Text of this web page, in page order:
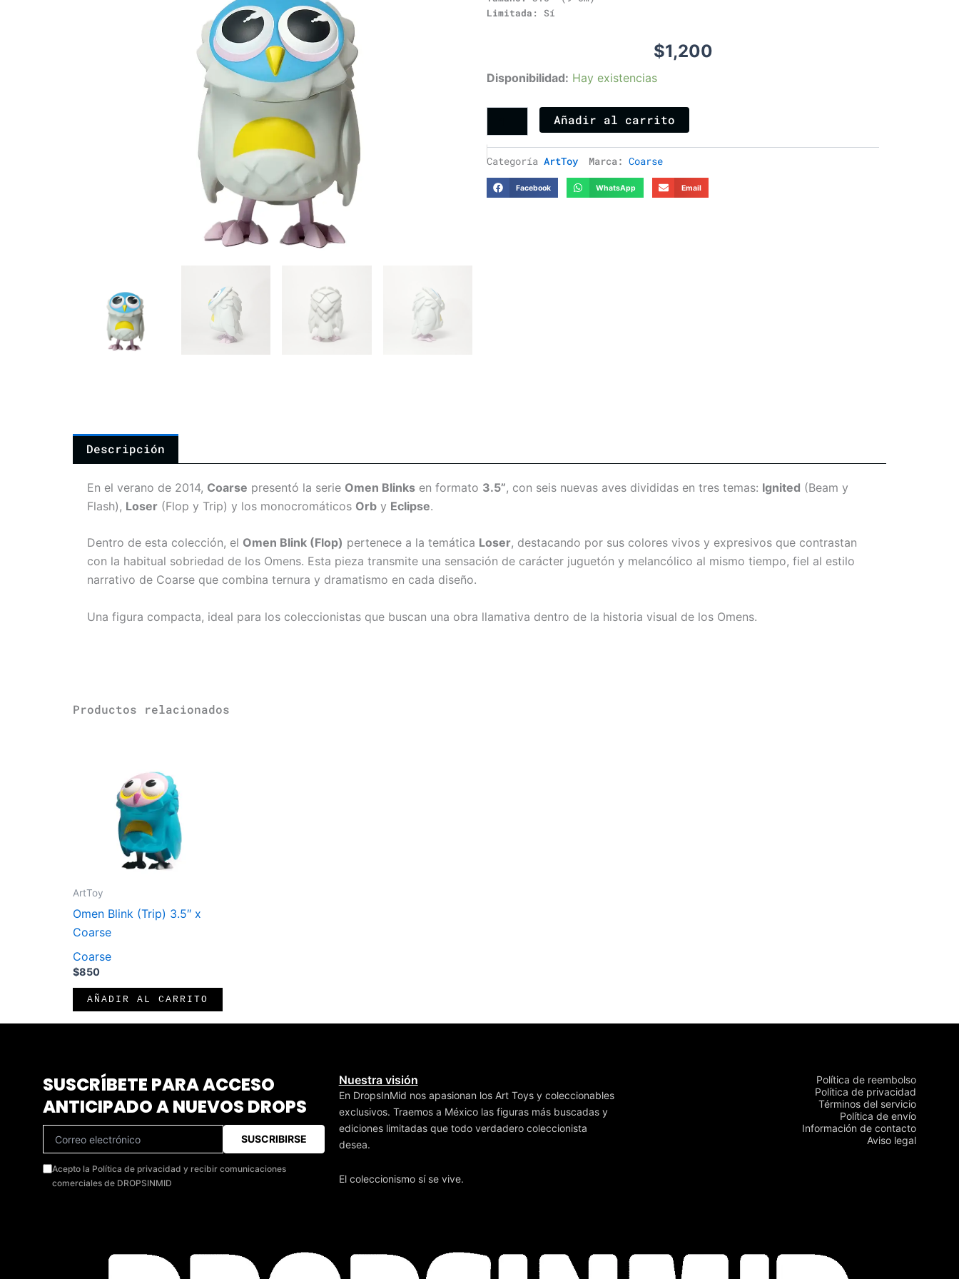
Limitada : Sí
$1,200
Disponibilidad: Hay existencias
Omen
Blink
Coarse
cantidad
Añadir al carrito
Categoría ArtToy Marca: Coarse
Facebook WhatsApp Email
Descripción
En el verano de 2014, Coarse presentó la serie Omen Blinks en formato 3.5”, con seis nuevas aves divididas en tres temas: Ignited (Beam y
Flash), Loser (Flop y Trip) y los monocromáticos Orb y Eclipse.
Dentro de esta colección, el Omen Blink (Flop) pertenece a la temática Loser, destacando por sus colores vivos y expresivos que contrastan
con la habitual sobriedad de los Omens. Esta pieza transmite una sensación de carácter juguetón y melancólico al mismo tiempo, fiel al estilo
narrativo de Coarse que combina ternura y dramatismo en cada diseño.
Una figura compacta, ideal para los coleccionistas que buscan una obra llamativa dentro de la historia visual de los Omens.
Productos relacionados
ArtToy
Omen Blink (Trip) 3.5″ x
Coarse
Coarse
$850
AÑADIR AL CARRITO
SUSCRÍBETE PARA ACCESO
ANTICIPADO A NUEVOS DROPS
SUSCRIBIRSE
Acepto la Política de privacidad y recibir comunicaciones
comerciales de DROPSINMID
Nuestra visión
En DropsInMid nos apasionan los Art Toys y coleccionables
exclusivos. Traemos a México las figuras más buscadas y
ediciones limitadas que todo verdadero coleccionista
desea.
El coleccionismo sí se vive.
Política de reembolso
Política de privacidad
Términos del servicio
Política de envío
Información de contacto
Aviso legal